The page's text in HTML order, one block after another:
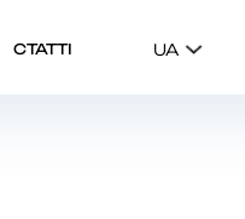
СТАТТІ UA